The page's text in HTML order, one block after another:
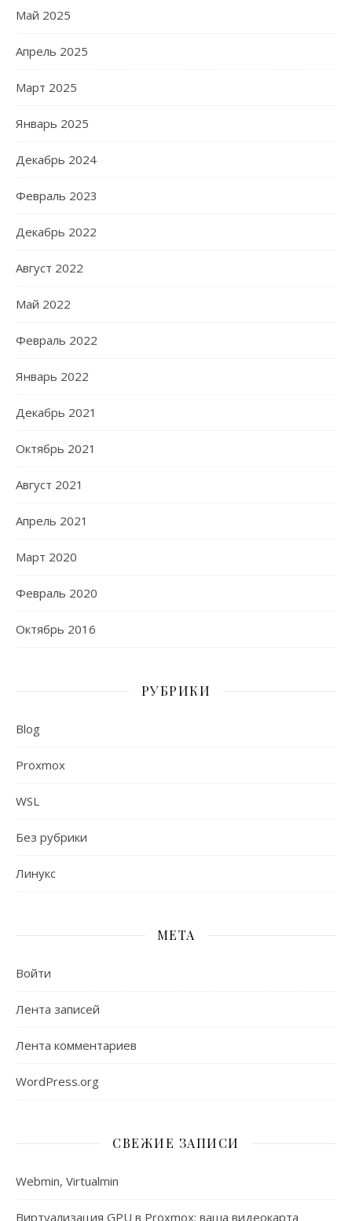
Май 2025
Апрель 2025
Март 2025
Январь 2025
Декабрь 2024
Февраль 2023
Декабрь 2022
Август 2022
Май 2022
Февраль 2022
Январь 2022
Декабрь 2021
Октябрь 2021
Август 2021
Апрель 2021
Март 2020
Февраль 2020
Октябрь 2016
РУБРИКИ
Blog
Proxmox
WSL
Без рубрики
Линукс
МЕТА
Войти
Лента записей
Лента комментариев
WordPress.org
СВЕЖИЕ ЗАПИСИ
Webmin, Virtualmin
Виртуализация GPU в Proxmox: ваша видеокарта